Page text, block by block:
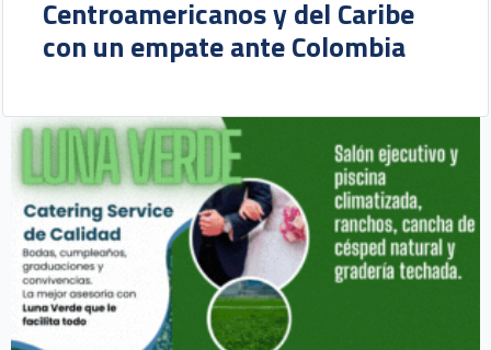
Centroamericanos y del Caribe
con un empate ante Colombia